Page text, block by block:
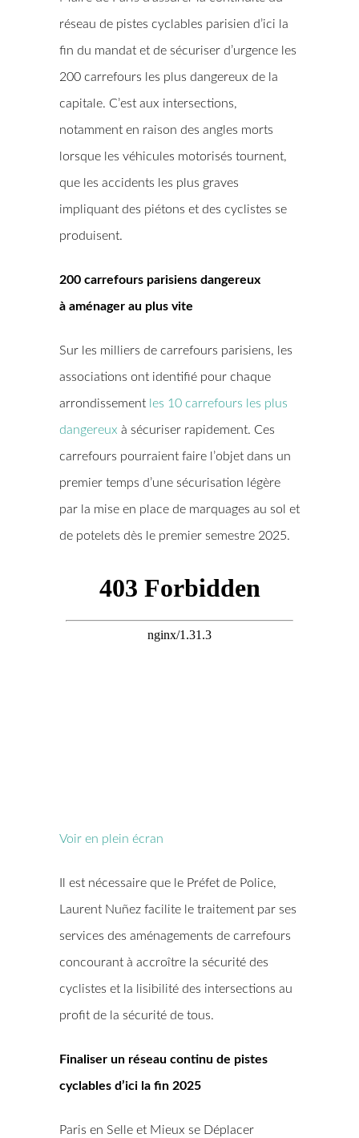
réseau de pistes cyclables parisien d’ici la
fin du mandat et de sécuriser d’urgence les
200 carrefours les plus dangereux de la
capitale. C’est aux intersections,
notamment en raison des angles morts
lorsque les véhicules motorisés tournent,
que les accidents les plus graves
impliquant des piétons et des cyclistes se
produisent.
200 carrefours parisiens dangereux
à aménager au plus vite
Sur les milliers de carrefours parisiens, les
associations ont identifié pour chaque
arrondissement les 10 carrefours les plus
dangereux à sécuriser rapidement. Ces
carrefours pourraient faire l’objet dans un
premier temps d’une sécurisation légère
par la mise en place de marquages au sol et
de potelets dès le premier semestre 2025.
Voir en plein écran
Il est nécessaire que le Préfet de Police,
Laurent Nuñez facilite le traitement par ses
services des aménagements de carrefours
concourant à accroître la sécurité des
cyclistes et la lisibilité des intersections au
profit de la sécurité de tous.
Finaliser un réseau continu de pistes
cyclables d’ici la fin 2025
Paris en Selle et Mieux se Déplacer